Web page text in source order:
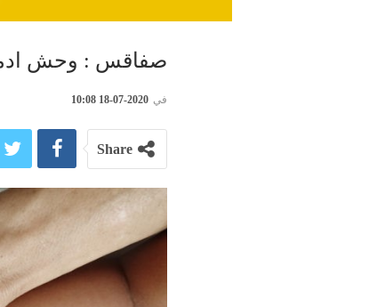
صفاقس : وحش ادمي
في 2020-07-18 10:08
Share